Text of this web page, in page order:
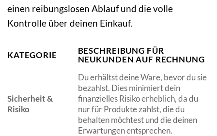
einen reibungslosen Ablauf und die volle
Kontrolle über deinen Einkauf.
KATEGORIE
BESCHREIBUNG FÜR
NEUKUNDEN AUF RECHNUNG
Sicherheit &
Risiko
Du erhältst deine Ware, bevor du sie
bezahlst. Dies minimiert dein
finanzielles Risiko erheblich, da du
nur für Produkte zahlst, die du
behalten möchtest und die deinen
Erwartungen entsprechen.